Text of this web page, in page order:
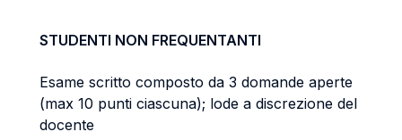
STUDENTI NON FREQUENTANTI
Esame scritto composto da 3 domande aperte
(max 10 punti ciascuna); lode a discrezione del
docente